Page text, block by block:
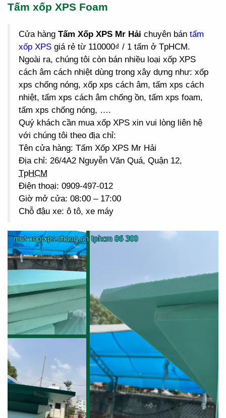
Tấm xốp XPS Foam
Cửa hàng Tấm Xốp XPS Mr Hải chuyên bán tấm
xốp XPS giá rẻ từ 110000₫ / 1 tấm ở TpHCM.
Ngoài ra, chúng tôi còn bán nhiều loại xốp XPS
cách âm cách nhiệt dùng trong xây dựng như: xốp
xps chống nóng, xốp xps cách âm, tấm xps cách
nhiệt, tấm xps cách âm chống ồn, tấm xps foam,
tấm xps chống nóng, ….
Quý khách cần mua xốp XPS xin vui lòng liên hệ
với chúng tôi theo địa chỉ:
Tên cửa hàng: Tấm Xốp XPS Mr Hải
Địa chỉ: 26/4A2 Nguyễn Văn Quá, Quận 12,
TpHCM
Điện thoại: 0909-497-012
Giờ mở cửa: 08:00 – 17:00
Chỗ đậu xe: ô tô, xe máy